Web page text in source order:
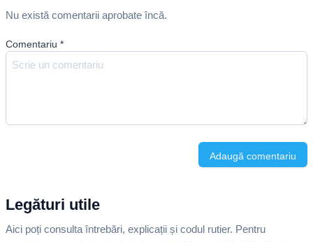
Nu există comentarii aprobate încă.
Comentariu *
Adaugă comentariu
Legături utile
Aici poți consulta întrebări, explicații și codul rutier. Pentru